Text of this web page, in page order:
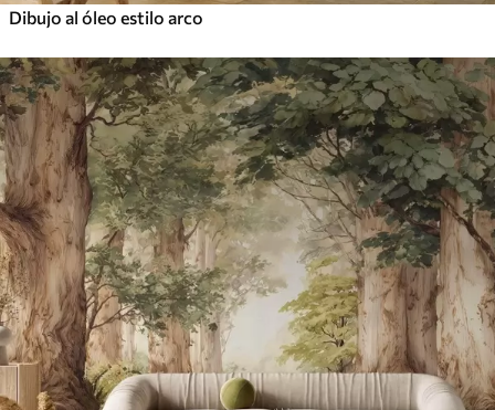
Dibujo al óleo estilo arco